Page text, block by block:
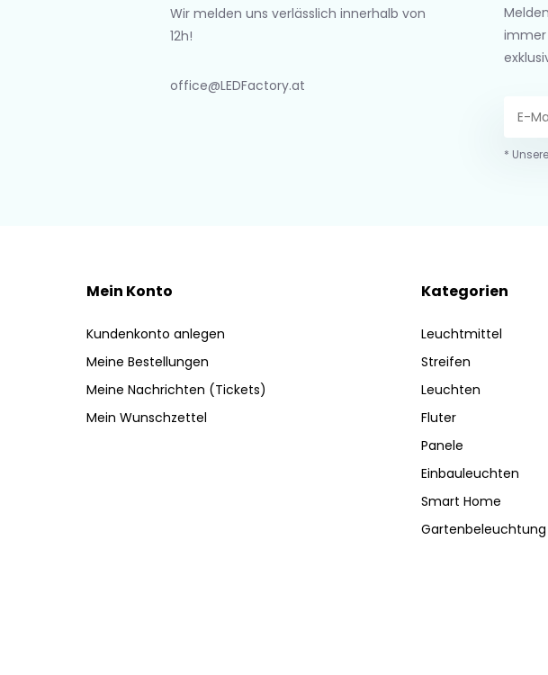
Wir melden uns verlässlich innerhalb von
12h!
office@LEDFactory.at
*
Mein Konto
Kundenkonto anlegen
Meine Bestellungen
Meine Nachrichten (Tickets)
Mein Wunschzettel
Kategorien
Leuchtmittel
Streifen
Leuchten
Fluter
Panele
Einbauleuchten
Smart Home
Gartenbeleuchtung